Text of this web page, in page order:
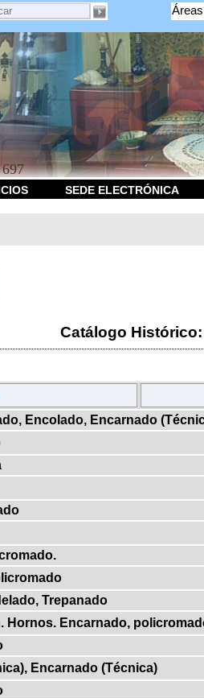
Áreas
SEDE ELECTRÓNICA
Catálogo
Encolado, Encarnado
Trepanado
Hornos. Encarnado,
Encarnado (Técnica)